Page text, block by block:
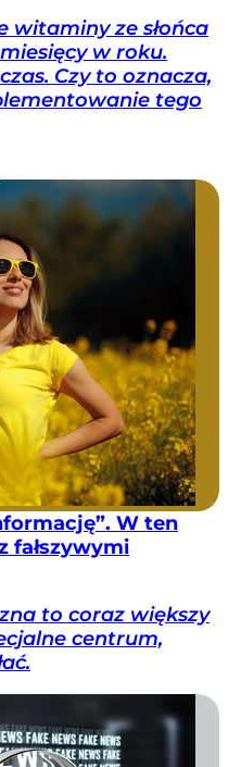
witaminy ze słońca
w roku.
Czy to oznacza,
tego
W ten
fałszywymi
to coraz większy
centrum,